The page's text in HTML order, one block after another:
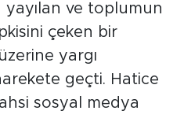
yayılan ve toplumun
çeken bir
yargı
geçti. Hatice
sosyal medya